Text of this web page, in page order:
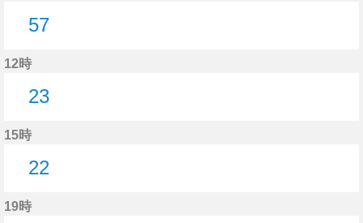
57
12時
23
15時
22
19時